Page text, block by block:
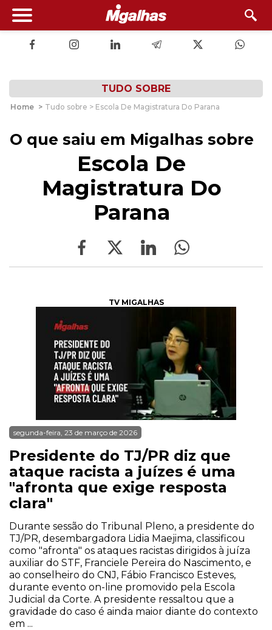
TUDO SOBRE
Home > Tudo sobre > Escola De Magistratura Do Parana
O que saiu em Migalhas sobre
Escola De
Magistratura Do
Parana
TV MIGALHAS
segunda-feira, 23 de março de 2026
Presidente do TJ/PR diz que
ataque racista a juízes é uma
"afronta que exige resposta
clara"
Durante sessão do Tribunal Pleno, a presidente do
TJ/PR, desembargadora Lidia Maejima, classificou
como "afronta" os ataques racistas dirigidos à juíza
auxiliar do STF, Franciele Pereira do Nascimento, e
ao conselheiro do CNJ, Fábio Francisco Esteves,
durante evento on-line promovido pela Escola
Judicial da Corte. A presidente ressaltou que a
gravidade do caso é ainda maior diante do contexto
em ...